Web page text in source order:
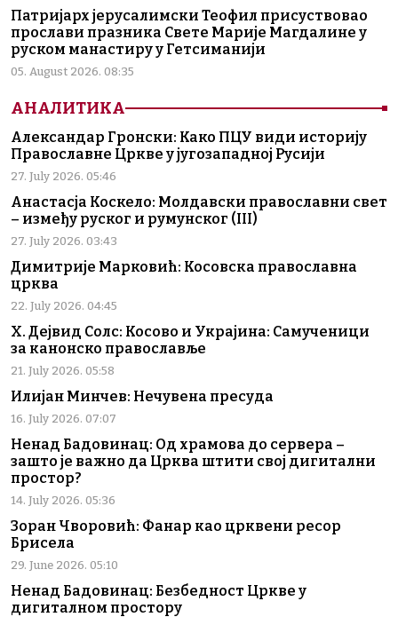
Патријарх јерусалимски Теофил присуствовао
прослави празника Свете Марије Магдалине у
руском манастиру у Гетсиманији
05. August 2026. 08:35
АНАЛИТИКА
Александар Гронски: Како ПЦУ види историју
Православне Цркве у југозападној Русији
27. July 2026. 05:46
Анастасја Коскело: Молдавски православни свет
– између руског и румунског (III)
27. July 2026. 03:43
Димитрије Марковић: Косовска православна
црква
22. July 2026. 04:45
Х. Дејвид Солс: Косово и Украјина: Самученици
за канонско православље
21. July 2026. 05:58
Илијан Минчев: Нечувена пресуда
16. July 2026. 07:07
Ненад Бадовинац: Од храмова до сервера –
зашто је важно да Црква штити свој дигитални
простор?
14. July 2026. 05:36
Зоран Чворовић: Фанар као црквени ресор
Брисела
29. June 2026. 05:10
Ненад Бадовинац: Безбедност Цркве у
дигиталном простору